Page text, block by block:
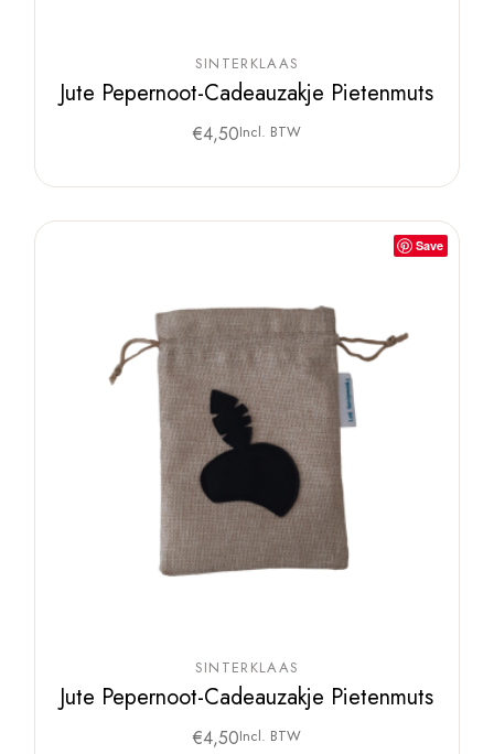
SINTERKLAAS
Jute Pepernoot-Cadeauzakje Pietenmuts
€4,50Incl. BTW
Save
SINTERKLAAS
Jute Pepernoot-Cadeauzakje Pietenmuts
€4,50Incl. BTW